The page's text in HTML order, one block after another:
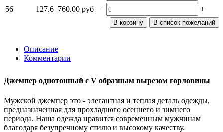
56
127.6 760.00 руб − +
Описание
Комментарии
Джемпер однотонный с V образным вырезом горловины
Мужской джемпер это - элегантная и теплая деталь одежды,
предназначенная для прохладного осеннего и зимнего
периода. Наша одежда нравится современным мужчинам
благодаря безупречному стилю и высокому качеству.